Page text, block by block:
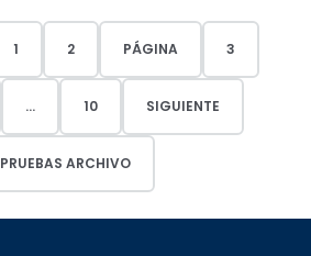
1 2 PÁGINA 3
... 10 SIGUIENTE
PRUEBAS ARCHIVO